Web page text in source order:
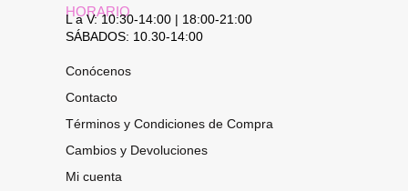
HORARIO
L a V: 10:30-14:00 | 18:00-21:00
SÁBADOS: 10.30-14:00
Conócenos
Contacto
Términos y Condiciones de Compra
Cambios y Devoluciones
Mi cuenta